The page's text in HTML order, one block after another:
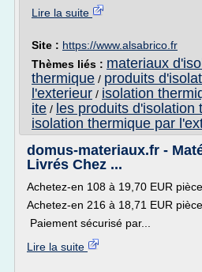
Lire la suite
Site : https://www.alsabrico.fr
Thèmes liés : materiaux
thermique / produits
l'exterieur / isolation
ite / les produits d'isolation
isolation thermique par
domus-materiaux.fr -
Livrés Chez ...
Achetez-en 108 à 19,70 EUR
Achetez-en 216 à 18,71 EUR
Paiement sécurisé par...
Lire la suite